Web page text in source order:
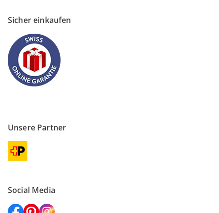
Sicher einkaufen
Unsere Partner
Social Media